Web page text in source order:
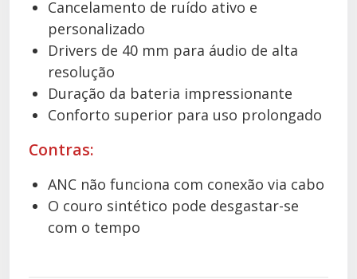
Cancelamento de ruído ativo e
personalizado
Drivers de 40 mm para áudio de alta
resolução
Duração da bateria impressionante
Conforto superior para uso prolongado
Contras:
ANC não funciona com conexão via cabo
O couro sintético pode desgastar-se
com o tempo